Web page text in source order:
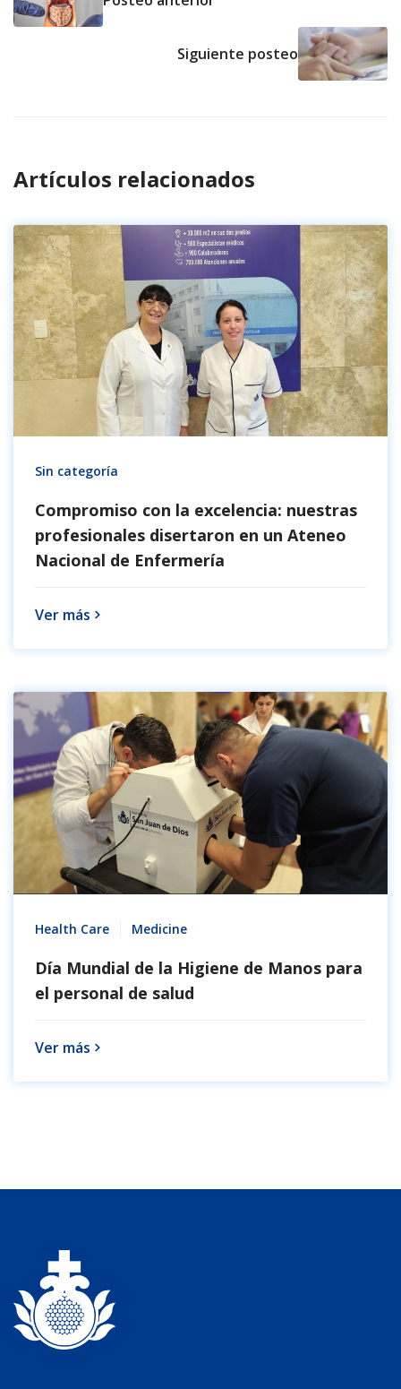
Siguiente posteo
Artículos relacionados
Sin categoría
Compromiso con la excelencia: nuestras
profesionales disertaron en un Ateneo
Nacional de Enfermería
Ver más
Health Care Medicine
Día Mundial de la Higiene de Manos para
el personal de salud
Ver más